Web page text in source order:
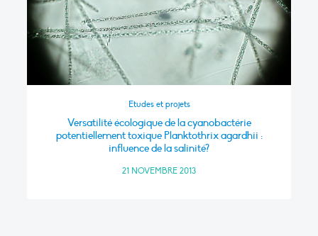
Etudes et projets
Versatilité écologique de la cyanobactérie
potentiellement toxique Planktothrix agardhii :
influence de la salinité?
21 NOVEMBRE 2013